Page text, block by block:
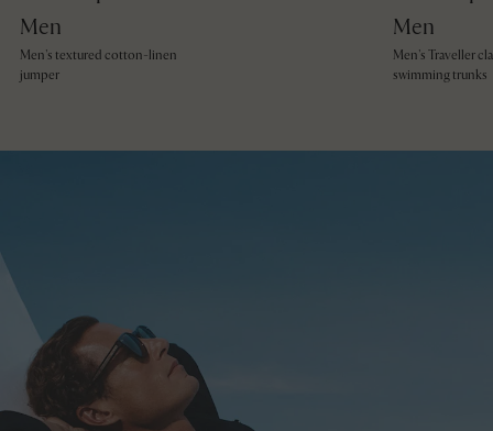
Men
Men's textured cotton-linen
jumper
Men
Men's Traveller
swimming trunks